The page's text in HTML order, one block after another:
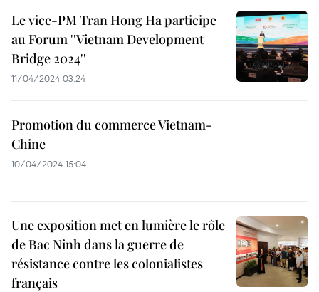
Le vice-PM Tran Hong Ha participe
au Forum ''Vietnam Development
Bridge 2024''
11/04/2024 03:24
Promotion du commerce Vietnam-
Chine
10/04/2024 15:04
Une exposition met en lumière le rôle
de Bac Ninh dans la guerre de
résistance contre les colonialistes
français